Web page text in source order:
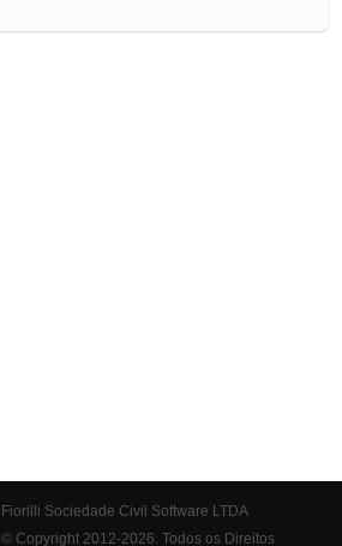
Fiorilli Sociedade Civil Software LTDA
© Copyright 2012-2026. Todos os Direitos